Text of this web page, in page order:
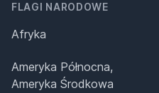
FLAGI NARODOWE
Afryka
Ameryka Północna,
Ameryka Środkowa